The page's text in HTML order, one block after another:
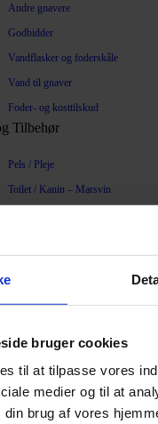
bruger cookies
til at tilpasse vores
medier og til at
din brug af vores
Andre gnavere
Godbidder
Vandflasker og foderskåle
Vand til gnaver
Foder- og kosttilskud
Tilbehør
Pels / Pleje
Toilet / Kanin – Marsvin
Hamsterbur
Kaninbur
Rottebur
Marsvinebur